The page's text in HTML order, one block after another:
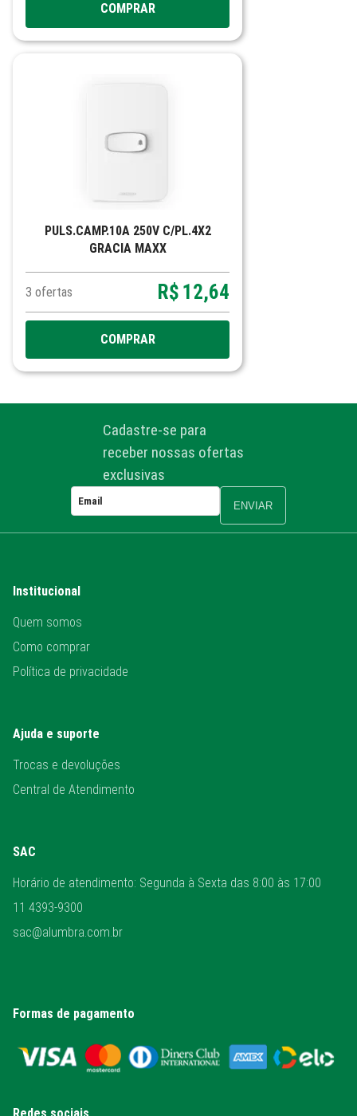
COMPRAR
PULS.CAMP.10A 250V C/PL.4X2
GRACIA MAXX
3 ofertas R$ 12,64
COMPRAR
Cadastre-se para
receber nossas ofertas
exclusivas
ENVIAR
Institucional
Quem somos
Como comprar
Política de privacidade
Ajuda e suporte
Trocas e devoluções
Central de Atendimento
SAC
Horário de atendimento: Segunda à Sexta das 8:00 às 17:00
11 4393-9300
sac@alumbra.com.br
Formas de pagamento